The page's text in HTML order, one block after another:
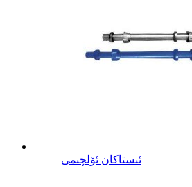
ئىستاكان ئۆلچىمى